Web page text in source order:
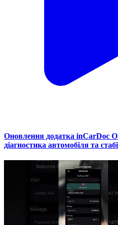
Оновлення додатка inCarDoc
діагностика автомобіля та